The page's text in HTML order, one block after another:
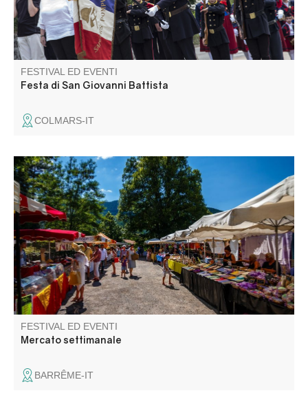
FESTIVAL ED EVENTI
Festa di San Giovanni Battista
COLMARS-IT
Il mercato settimanale di Barrême si svolge il lunedì
mattina nella piazza della chiesa.
FESTIVAL ED EVENTI
Mercato settimanale
BARRÊME-IT